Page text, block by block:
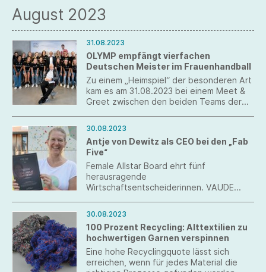
Fertigstellung der Photovoltaikanlage auf
dem Dach des Balzheimer
August 2023
31.08.2023
OLYMP empfängt vierfachen
Deutschen Meister im Frauenhandball
Zu einem „Heimspiel“ der besonderen Art
kam es am 31.08.2023 bei einem Meet &
Greet zwischen den beiden Teams der
langjähriges Sponsoring-Engagement im
Handballsport bekannte Produktspezialist
hat die Handallprofis zu einem lockeren
Get-together mit anschließender
Betriebsbesichtigung in heimischer Halle
am Firmensitz in Bietigheim-Bissingen
30.08.2023
Antje von Dewitz als CEO bei den „Fab
Five“
Female Allstar Board ehrt fünf
herausragende
Wirtschaftsentscheiderinnen. VAUDE
Executive Officer” (CEO).
30.08.2023
100 Prozent Recycling: Alttextilien zu
hochwertigen Garnen verspinnen
Eine hohe Recyclingquote lässt sich
erreichen, wenn für jedes Material die